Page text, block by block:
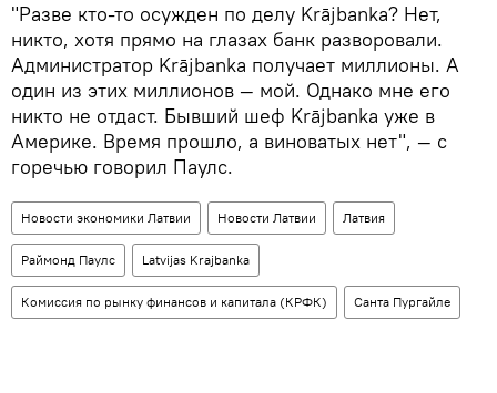
"Разве кто-то осужден по делу Krājbanka? Нет,
никто, хотя прямо на глазах банк разворовали.
Администратор Krājbanka получает миллионы. А
один из этих миллионов — мой. Однако мне его
никто не отдаст. Бывший шеф Krājbanka уже в
Америке. Время прошло, а виноватых нет", — с
горечью говорил Паулс.
Новости экономики Латвии Новости Латвии Латвия
Раймонд Паулс Latvijas Krajbanka
Комиссия по рынку финансов и капитала (КРФК) Санта Пургайле